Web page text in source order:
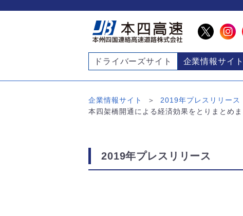
ドライバーズサイト 企業情報サイト
企業情報サイト
2019年プレスリリース
本四架橋開通による経済効果をとりまとめ
2019年プレスリリース